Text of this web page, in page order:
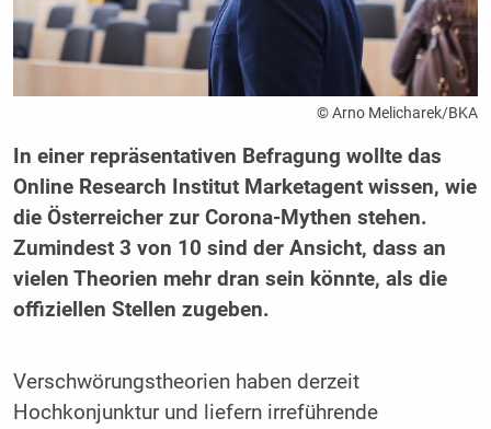
© Arno Melicharek/BKA
In einer repräsentativen Befragung wollte das
Online Research Institut Marketagent wissen, wie
die Österreicher zur Corona-Mythen stehen.
Zumindest 3 von 10 sind der Ansicht, dass an
vielen Theorien mehr dran sein könnte, als die
offiziellen Stellen zugeben.
Verschwörungstheorien haben derzeit
Hochkonjunktur und liefern irreführende